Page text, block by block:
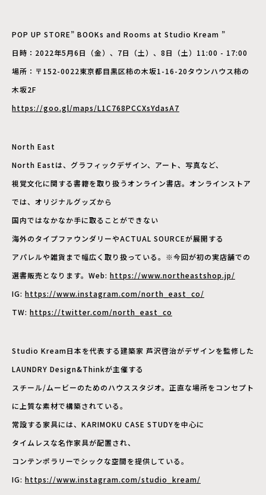
POP UP STORE” BOOKs and Rooms at Studio Kream ”
日時：2022年5月6日（金）、7日（土）、8日（土）11:00 - 17:00
場所：〒152-0022東京都目黒区柿の木坂1-16-20タウンハウス柿の
木坂2F
https://goo.gl/maps/L1C768PCCXsYdasA7
North East
North Eastは、グラフィックデザイン、アート、写真など、
視覚文化に関する書籍を取り扱うオンライン書店。オンラインストア
では、オリジナルグッズから
国内ではなかなか手に取ることができない
海外のタイプファウンダリーやACTUAL SOURCEが展開する
アパレルや雑貨まで幅広く取り扱っている。※今回が初の実店舗での
選書販売となります。Web: https://www.northeastshop.jp/
IG: https://www.instagram.com/north_east_co/
TW: https://twitter.com/north_east_co
Studio Kream日本を代表する建築家 芦沢啓治がデザインを監修した
LAUNDRY Design&Thinkが主催する
スチール/ムービーのためのハウススタジオ。正直な場所をコンセプト
に上質な素材で構築されている。
常設する家具には、KARIMOKU CASE STUDYを中心に
タイムレスな名作家具が配置され、
コンテンポラリーでシックな空間を提供している。
IG: https://www.instagram.com/studio_kream/